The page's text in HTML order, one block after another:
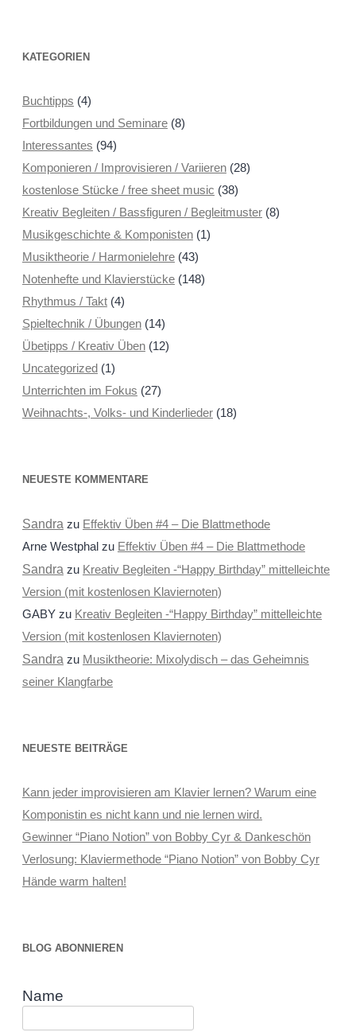
KATEGORIEN
Buchtipps (4)
Fortbildungen und Seminare(8)
Interessantes (94)
Komponieren / Improvisieren / Variieren(28)
kostenlose Stücke / free sheet music (38)
Kreativ Begleiten / Bassfiguren / Begleitmuster(8)
Musikgeschichte & Komponisten(1)
Musiktheorie / Harmonielehre(43)
Notenhefte und Klavierstücke(148)
Rhythmus / Takt(4)
Spieltechnik / Übungen(14)
Übetipps / Kreativ Üben(12)
Uncategorized(1)
Unterrichten im Fokus (27)
Weihnachts-, Volks- und Kinderlieder(18)
NEUESTE KOMMENTARE
Sandra zu Effektiv Üben #4 – Die Blattmethode
Arne Westphalzu Effektiv Üben #4 – Die Blattmethode
Sandra zu Kreativ Begleiten -“Happy Birthday” mittelleichte
Version (mit kostenlosen Klaviernoten)
GABYzu Kreativ Begleiten -“Happy Birthday” mittelleichte
Version (mit kostenlosen Klaviernoten)
Sandra zu Musiktheorie: Mixolydisch – das Geheimnis
seiner Klangfarbe
NEUESTE BEITRÄGE
Kann jeder improvisieren am Klavier lernen? Warum eine
Komponistin es nicht kann und nie lernen wird.
Gewinner “Piano Notion” von Bobby Cyr & Dankeschön
Verlosung: Klaviermethode “Piano Notion” von Bobby Cyr
Hände warm halten!
BLOG ABONNIEREN
Name